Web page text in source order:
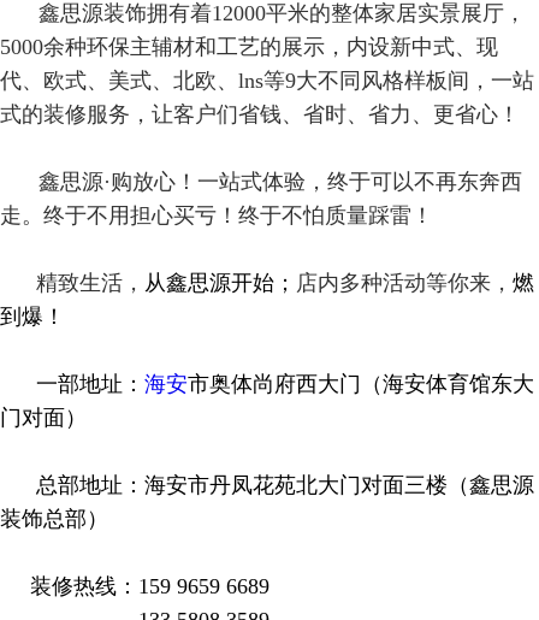
鑫思源装饰拥有着12000平米的整体家居实景展厅，
5000余种环保主辅材和工艺的展示，内设新中式、现
代、欧式、美式、北欧、lns等9大不同风格样板间，一站
式的装修服务，让客户们省钱、省时、省力、更省心！
鑫思源·购放心！一站式体验，终于可以不再东奔西
走。终于不用担心买亏！终于不怕质量踩雷！
精致生活， 从鑫思源开始； 店内多种活动等你来， 燃
到爆！
一部地址： 海安市奥体尚府西大门（海安体育馆东大
门对面）
总部地址：海安市丹凤花苑北大门对面三楼（鑫思源
装饰总部）
装修热线：159 9659 6689